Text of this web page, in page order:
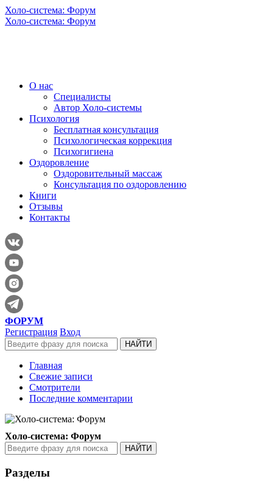
Холо-система: Форум
Холо-система: Форум
О нас
Специалисты
Автор Холо-системы
Психология
Бесплатная консультация
Психологическая коррекция
Психогигиена
Оздоровление
Оздоровительный массаж
Консультация по оздоровлению
Книги
Отзывы
Контакты
ФОРУМ
Регистрация Вход
Главная
Свежие записи
Смотрители
Последние комментарии
Холо-система: Форум
Разделы